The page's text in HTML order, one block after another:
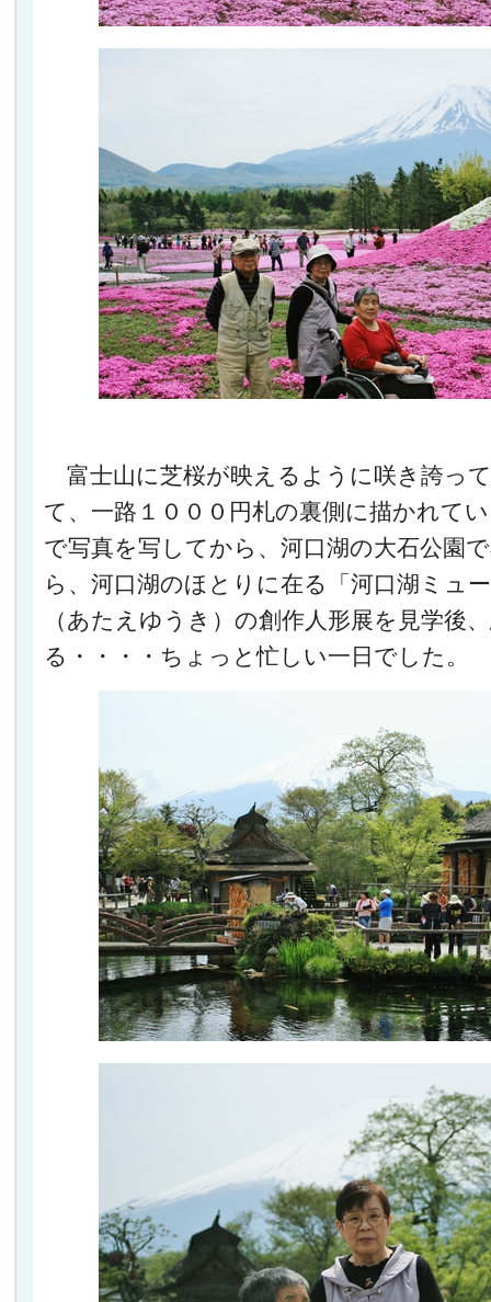
富士山に芝桜が映えるように咲き誇っ
て、一路１０００円札の裏側に描かれて
で写真を写してから、河口湖の大石公園
ら、河口湖のほとりに在る「河口湖ミュ
（あたえゆうき）の創作人形展を見学後
る・・・・ちょっと忙しい一日でした。